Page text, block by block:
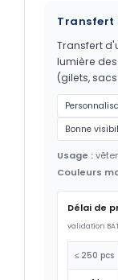
Transfert
Transfert
lumière
(gilets,
Bonne
Usage :
Couleurs
Délai de
validation
≤ 250 pcs